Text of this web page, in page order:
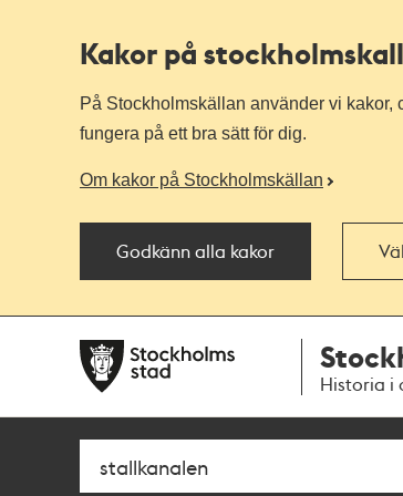
Kakor på
På Stockholmskällan använder vi kakor,
fungera på ett bra sätt för dig.
Om kakor på Stockholmskällan
Godkänn alla kakor
navigationen
huvudinnehållet
Historia i
Sök